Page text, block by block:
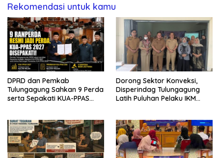
Rekomendasi untuk kamu
DPRD dan Pemkab
Tulungagung Sahkan 9 Perda
serta Sepakati KUA-PPAS
Dorong Sektor Konveksi,
Disperindag Tulungagung
Latih Puluhan Pelaku IKM